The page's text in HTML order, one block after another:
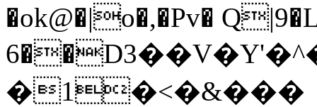
�ok@�|o�,�Pv�
�1�<�&���